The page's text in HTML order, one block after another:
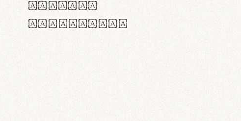
CO eoca
fontvs.com